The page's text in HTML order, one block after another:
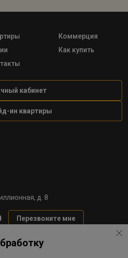
Коммерция
Как купить
кабинет
ин квартиры
д. 8
Перезвоните мне